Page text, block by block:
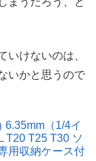
いけないのは、
いかと思うので
（1/4イ
T20 T25 T30 ソ
用収納ケース付